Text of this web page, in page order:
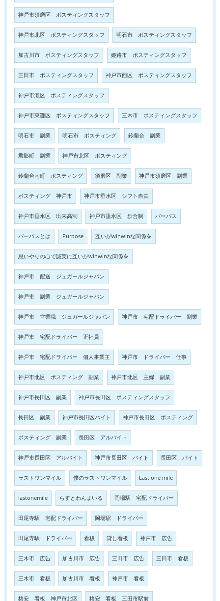
神戸市須磨区 ポスティングスタッフ
神戸市北区 ポスティングスタッフ 明石市 ポスティングスタッフ
加古川市 ポスティングスタッフ 姫路市 ポスティングスタッフ
三田市 ポスティングスタッフ 神戸市西区 ポスティングスタッフ
神戸市灘区 ポスティングスタッフ
神戸市東灘区 ポスティングスタッフ 三木市 ポスティングスタッフ
明石市 副業 明石市 ポスティング 鈴蘭台 副業
君影町 副業 神戸市北区 ポスティング
鈴蘭台南町 ポスティング 須磨区 副業 神戸市須磨区 副業
ポスティング 神戸市 神戸市垂水区 シフト自由
神戸市垂水区 出来高制 神戸市垂水区 歩合制 パーパス
パーパスとは Purpose 互いがwinwinな関係を
思いやりの心で誠実に互いがwinwinな関係を
神戸市 配送 ジュガールジャパン
神戸市 副業 ジュガールジャパン
神戸市 営業職 ジュガールジャパン 神戸市 宅配ドライバー 副業
神戸市 宅配ドライバー 正社員
神戸市 宅配ドライバー 個人事業主 神戸市 ドライバー 仕事
神戸市北区 ポスティング 副業 神戸市北区 主婦 副業
神戸市長田区 副業 神戸市長田区 ポスティングスタッフ
長田区 副業 神戸市長田区バイト 神戸市長田区 ポスティング
ポスティング 副業 長田区 アルバイト
神戸市長田区 アルバイト 神戸市長田区 バイト 長田区 バイト
ラストワンマイル 僕のラストワンマイル Last one mile
lastonemile らすとわんまいる 岡場駅 宅配ドライバー
田尾寺駅 宅配ドライバー 岡場駅 ドライバー
田尾寺駅 ドライバー 看板 貸し看板 神戸市 広告
三木市 広告 加古川市 広告 三田市 広告 三田市 看板
三木市 看板 加古川市 看板 神戸市 看板
格安 看板 神戸市北区 格安 看板 三田市駅前